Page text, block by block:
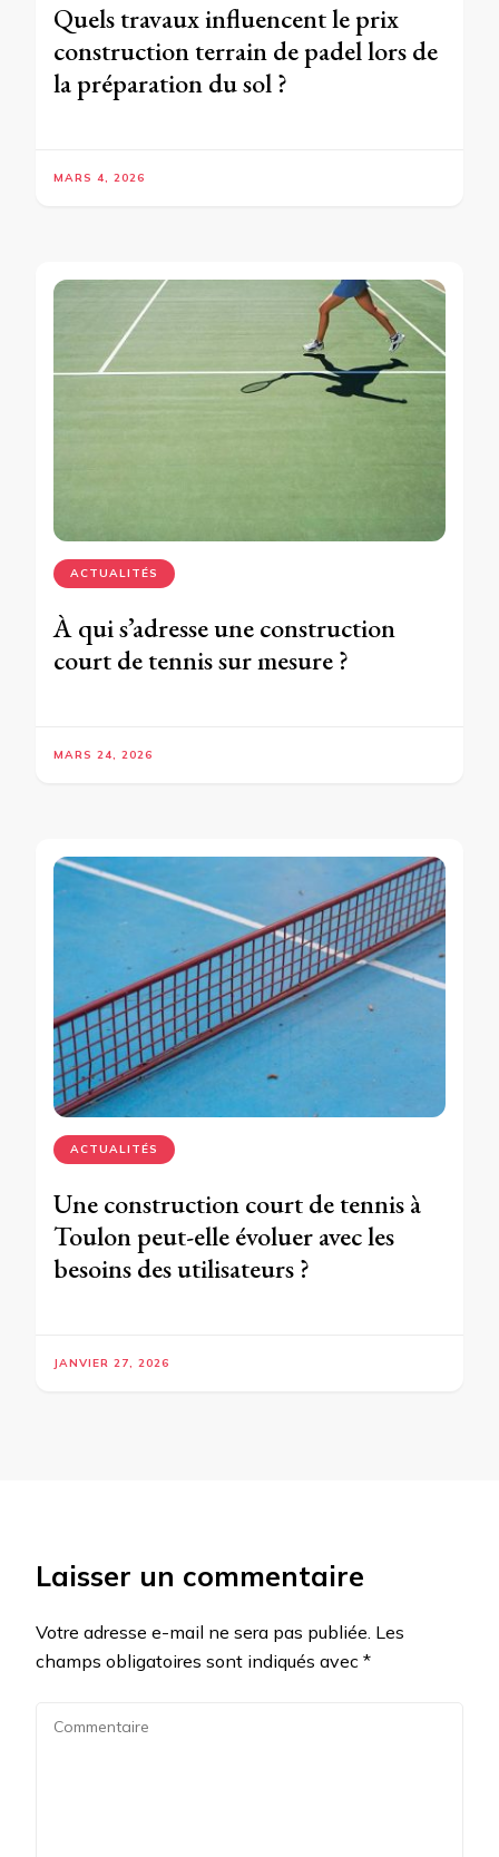
Quels travaux influencent le prix
construction terrain de padel lors de
la préparation du sol ?
MARS 4, 2026
ACTUALITÉS
À qui s’adresse une construction
court de tennis sur mesure ?
MARS 24, 2026
ACTUALITÉS
Une construction court de tennis à
Toulon peut-elle évoluer avec les
besoins des utilisateurs ?
JANVIER 27, 2026
Laisser un commentaire
Votre adresse e-mail ne sera pas publiée. Les
champs obligatoires sont indiqués avec *